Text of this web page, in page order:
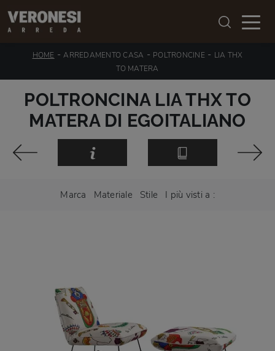
HOME -ARREDAMENTO CASA - POLTRONCINE - LIA THX
TO MATERA
POLTRONCINA LIA THX TO
MATERA DI EGOITALIANO
Marca Materiale Stile I più visti a :